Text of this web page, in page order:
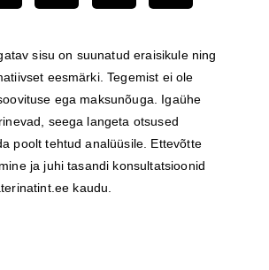
sisu on suunatud eraisikule ning
eesmärki. Tegemist ei ole
ega maksunõuga. Igaühe
seega langeta otsused
poolt tehtud analüüsile. Ettevõtte
ja juhi tasandi konsultatsioonid
kaudu.